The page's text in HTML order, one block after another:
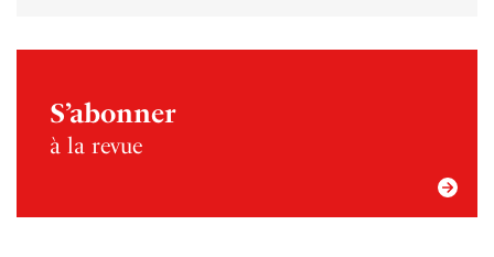
S’abonner
à la revue